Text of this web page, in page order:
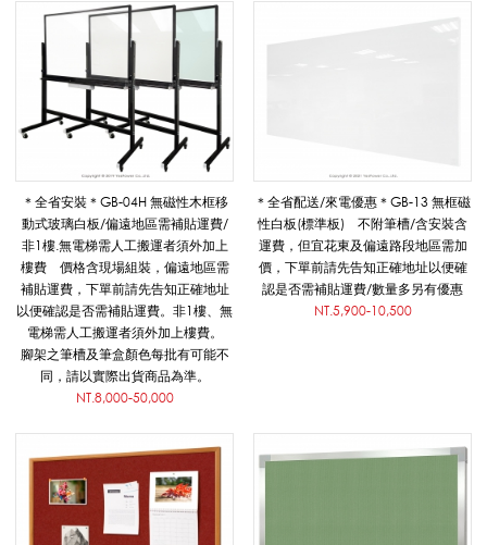
＊全省安裝＊GB-04H 無磁性木框移
動式玻璃白板/偏遠地區需補貼運費/
非1樓.無電梯需人工搬運者須外加上
樓費 價格含現場組裝，偏遠地區需
補貼運費，下單前請先告知正確地址
以便確認是否需補貼運費。非1樓、無
電梯需人工搬運者須外加上樓費。
腳架之筆槽及筆盒顏色每批有可能不
同，請以實際出貨商品為準。
NT.8,000-50,000
＊全省配送/來電優惠＊GB-13 無框磁
性白板(標準板) 不附筆槽/含安裝含
運費，但宜花東及偏遠路段地區需加
價，下單前請先告知正確地址以便確
認是否需補貼運費/數量多另有優惠
NT.5,900-10,500